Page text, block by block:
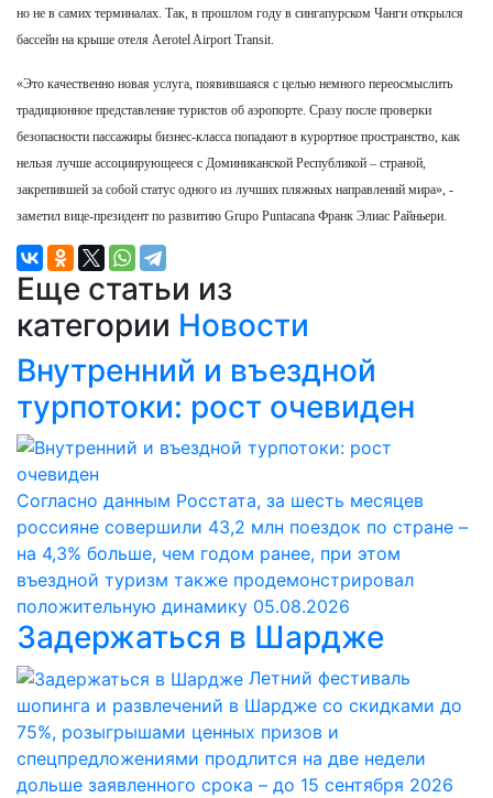
но не в самих терминалах. Так, в прошлом году в сингапурском Чанги открылся
бассейн на крыше отеля Aerotel Airport Transit.
«Это качественно новая услуга, появившаяся с целью немного переосмыслить
традиционное представление туристов об аэропорте. Сразу после проверки
безопасности пассажиры бизнес-класса попадают в курортное пространство, как
нельзя лучше ассоциирующееся с Доминиканской Республикой – страной,
закрепившей за собой статус одного из лучших пляжных направлений мира», -
заметил вице-президент по развитию Grupo Puntacana Франк Элиас Райньери.
Еще статьи из
категории Новости
Внутренний и въездной
турпотоки: рост очевиден
Согласно данным Росстата, за шесть месяцев
россияне совершили 43,2 млн поездок по стране –
на 4,3% больше, чем годом ранее, при этом
въездной туризм также продемонстрировал
положительную динамику 05.08.2026
Задержаться в Шардже
Летний фестиваль
шопинга и развлечений в Шардже со скидками до
75%, розыгрышами ценных призов и
спецпредложениями продлится на две недели
дольше заявленного срока – до 15 сентября 2026